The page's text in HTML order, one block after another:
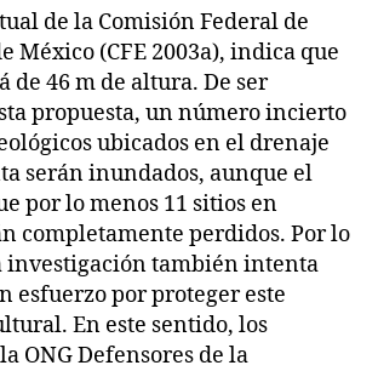
de la Comisión Federal de
México (CFE 2003a), indica que
de 46 m de altura. De ser
propuesta, un número incierto
ubicados en el drenaje
serán inundados, aunque el
por lo menos 11 sitios en
completamente perdidos. Por lo
investigación también intenta
esfuerzo por proteger este
En este sentido, los
ONG Defensores de la